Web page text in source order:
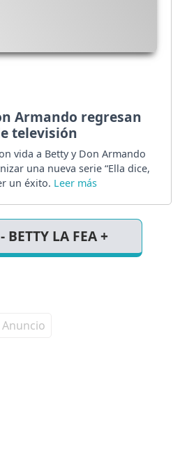
Armando regresan
televisión
vida a Betty y Don Armando
una nueva serie “Ella dice,
un éxito.
BETTY LA FEA +